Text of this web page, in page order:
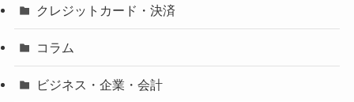
クレジットカード・決済
コラム
ビジネス・企業・会計